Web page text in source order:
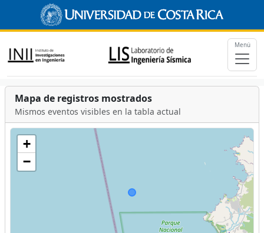
Menú
Mapa de registros mostrados
Mismos eventos visibles en la tabla actual
+
−